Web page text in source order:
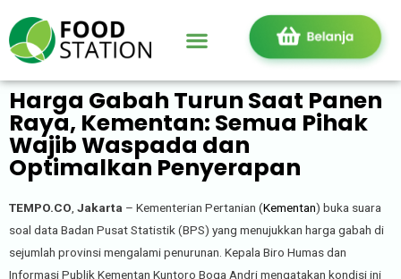
Harga Gabah Turun Saat Panen
Raya, Kementan: Semua Pihak
Wajib Waspada dan
Optimalkan Penyerapan
TEMPO.CO Jakarta – Kementerian Pertanian (Kementan) buka suara
soal data Badan Pusat Statistik (BPS) yang menujukkan harga gabah di
sejumlah provinsi mengalami penurunan. Kepala Biro Humas dan
Informasi Publik Kementan Kuntoro Boga Andri mengatakan kondisi ini